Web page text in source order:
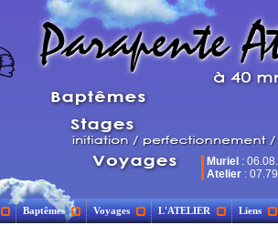
Muriel :
Atelier :
Baptêmes Voyages L'ATELIER Liens